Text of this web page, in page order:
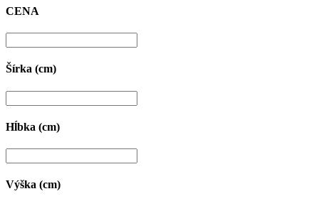
CENA
Šírka (cm)
Hĺbka (cm)
Výška (cm)